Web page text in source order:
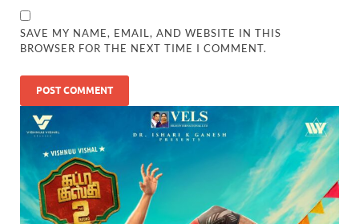
SAVE MY NAME, EMAIL, AND WEBSITE IN THIS
BROWSER FOR THE NEXT TIME I COMMENT.